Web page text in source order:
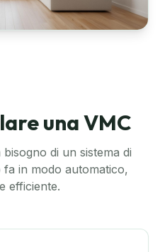
una VMC
di un sistema di
in modo automatico,
efficiente.